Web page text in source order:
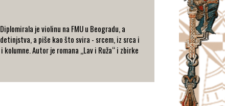
je violinu na FMU u Beogradu, a
a piše kao što svira - srcem, iz srca i
Autor je romana „Lav i Ruža“ i zbirke